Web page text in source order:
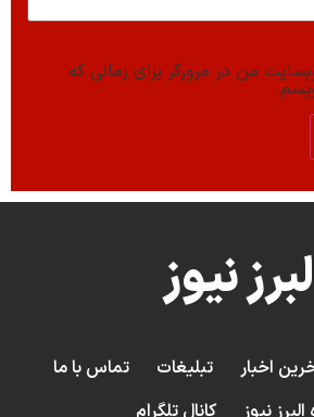
من در مرورگر برای زمانی که
نیوز
اخبار تبلیغات
تماس با ما
البرز نیوز
کانال تلگرام